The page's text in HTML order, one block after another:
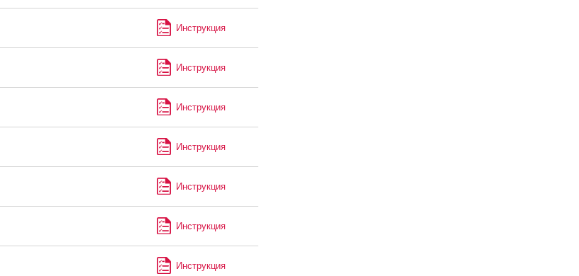
Инструкция
Инструкция
Инструкция
Инструкция
Инструкция
Инструкция
Инструкция